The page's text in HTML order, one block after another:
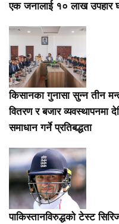
एक जनालाई १० लाख उपहार
किसानका गुनासा सुन्न तीन
वितरण र बजार व्यवस्थापनमा
समाधान गर्ने प्रतिबद्धता
पाकिस्तानविरुद्धको टेस्ट